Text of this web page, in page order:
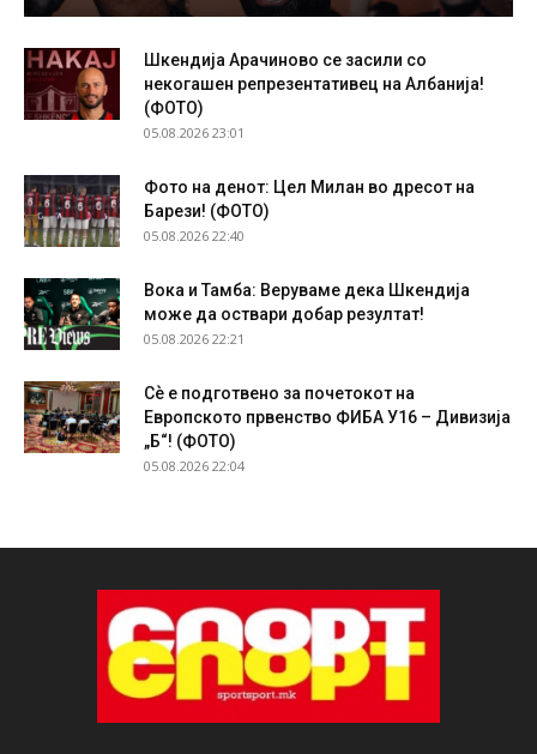
Шкендија Арачиново се засили со
некогашен репрезентативец на Албанија!
(ФОТО)
05.08.2026 23:01
Фото на денот: Цел Милан во дресот на
Барези! (ФОТО)
05.08.2026 22:40
Вока и Тамба: Веруваме дека Шкендија
може да оствари добар резултат!
05.08.2026 22:21
Сѐ е подготвено за почетокот на
Европското првенство ФИБА У16 – Дивизија
„Б“! (ФОТО)
05.08.2026 22:04